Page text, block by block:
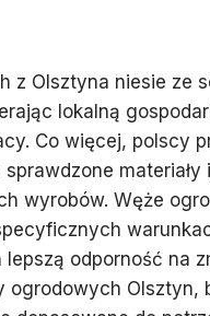
z Olsztyna niesie ze
lokalną
Co więcej, polscy
materiały i
wyrobów. Węże
odporność na
ogrodowych Olsztyn,